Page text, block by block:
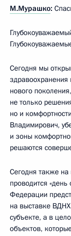
М.Мурашко:
Сегодня мы
здравоохранения
нового
не только
но и
Владимирович,
и зоны
решаются
Сегодня также
проводится «день
Федерации
на выставке
субъекте, а в
объектов,